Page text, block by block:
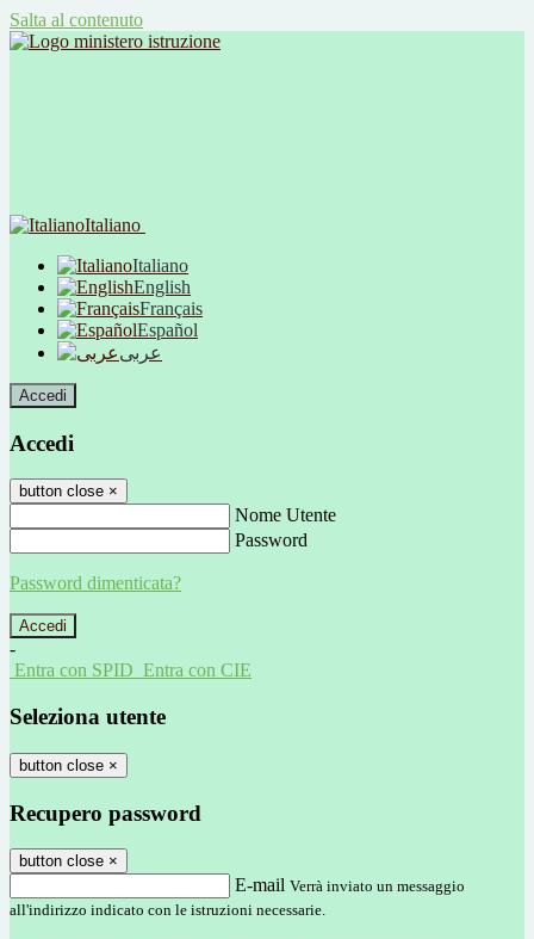
Salta al contenuto
Italiano
Italiano
English
Français
Español
عربى
Accedi
Accedi
button close ×
Nome Utente
Password
Password dimenticata?
-
Entra con SPID Entra con CIE
Seleziona utente
button close ×
Recupero password
button close ×
E-mail Verrà inviato un messaggio
all'indirizzo indicato con le istruzioni necessarie.